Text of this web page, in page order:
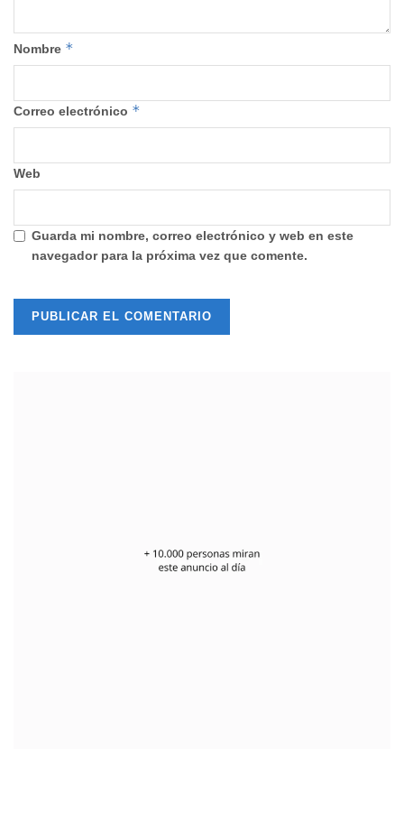
Nombre *
Correo electrónico *
Web
Guarda mi nombre, correo electrónico y web en este
navegador para la próxima vez que comente.